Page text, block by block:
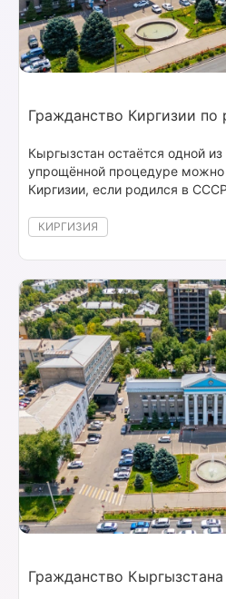
Гражданство Киргизии
КИРГИЗИЯ
Кыргызстан остаётся одной из
упрощённой процедуре можно
Киргизии, если родился в
Гражданство